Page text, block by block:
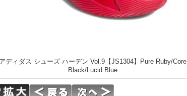
ディダス シューズ ハーデン Vol.9【JS1304】Pure Ruby/Core
Black/Lucid Blue